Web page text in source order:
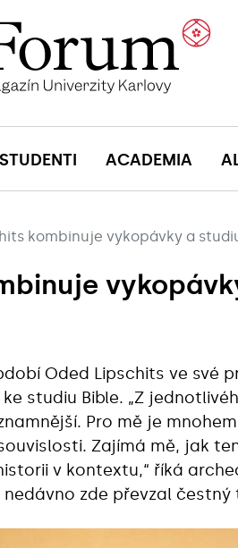
STUDENTI ACADEMIA
kombinuje vykopávky a
Oded Lipschits ve své
studiu Bible. „Z
Pro mě je
Zajímá mě, jak
v kontextu,“ říká
zde převzal čestný